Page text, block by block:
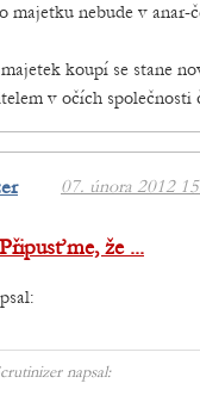
majetku nebude v anar-
koupí se stane
v očích společnosti
07. února 2012
že ...
napsal: